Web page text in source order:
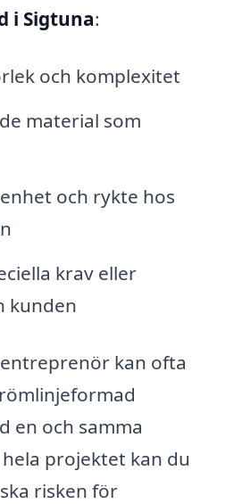
i Sigtuna:
och komplexitet
material som
och rykte hos
krav eller
kunden
kan ofta
en och samma
projektet kan du
risken för